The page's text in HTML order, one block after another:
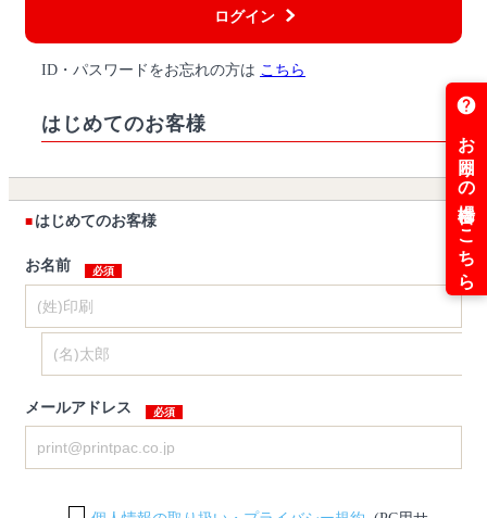
ログイン
ID・パスワードをお忘れの方は こちら
はじめてのお客様
はじめてのお客様
お名前
メールアドレス